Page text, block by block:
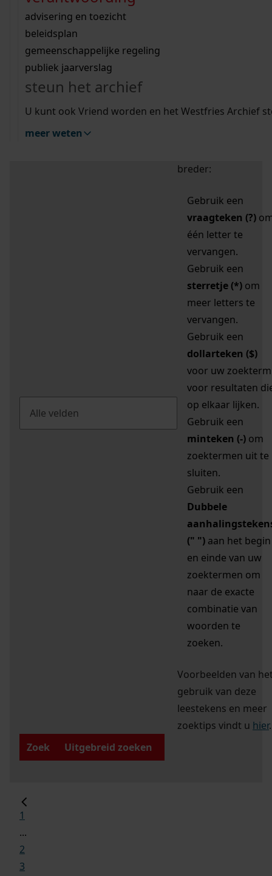
bouwvergunningen
omgevingsvergunningen
vergunningen
beeld en geluid
uitleg nodig?
Wij helpen u op weg met een aantal zoektips.
bekijk alle zoektips
Wij helpen u op weg met een aantal zoektips.
bekijk alle zoektips
bekijk ons geschiedenislokaal
advisering en toezicht
beleidsplan
gemeenschappelijke regeling
publiek jaarverslag
steun het archief
U kunt ook Vriend worden en het Westfries Archief
meer weten
zoektips
Mijn Studiezaal (inloggen)
uw zoekopdracht te
breder:
Gebruik een
vraagteken (?)
één letter te
vervangen.
Gebruik een
sterretje (*) om
meer letters te
vervangen.
Gebruik een
dollarteken ($)
voor uw zoekterm
voor resultaten
op elkaar lijken.
Gebruik een
minteken (-) om
zoektermen uit te
sluiten.
Gebruik een
Dubbele
(" ") aan het begin
en einde van uw
zoektermen om
naar de exacte
combinatie van
woorden te
zoeken.
Voorbeelden van
gebruik van deze
leestekens en meer
zoektips vindt u hier.
Zoek
Uitgebreid zoeken
1
...
2
3